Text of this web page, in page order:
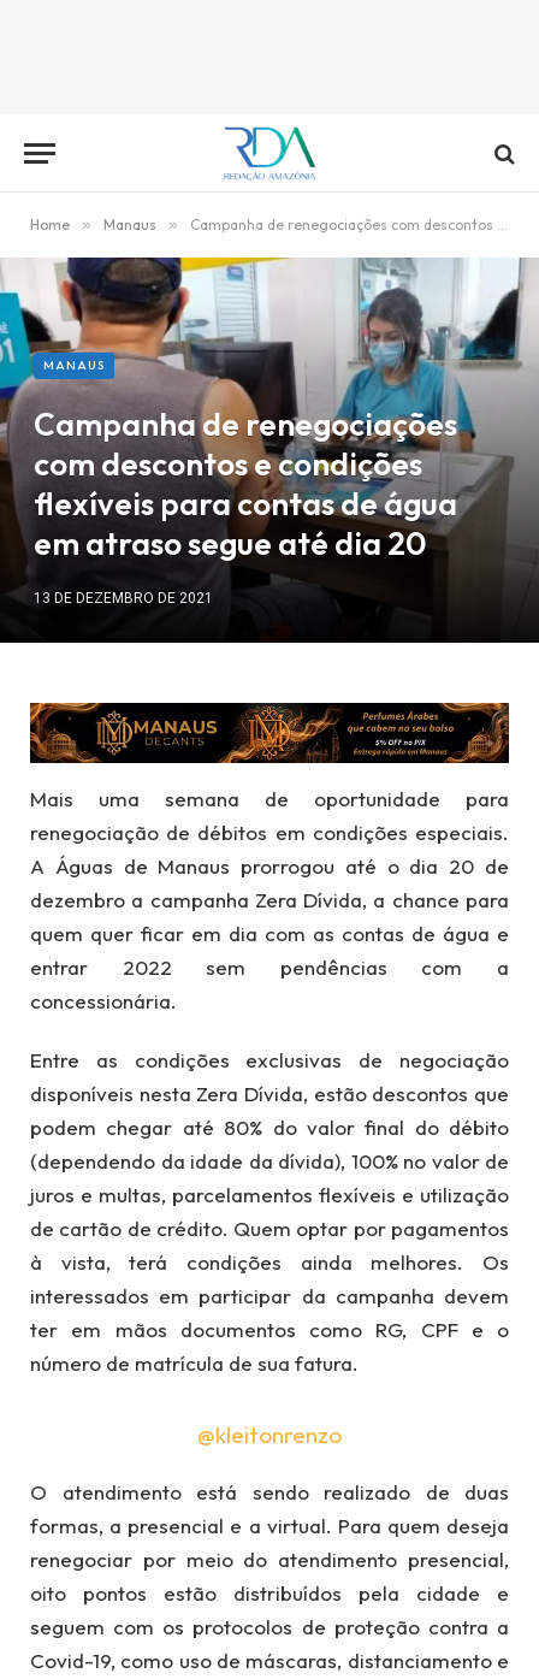
Home » Manaus » Campanha de renegociações com descontos e condições flexíveis para contas de água em atraso segue até dia 20
MANAUS
Campanha de renegociações
com descontos e condições
flexíveis para contas de água
em atraso segue até dia 20
13 DE DEZEMBRO DE 2021
Mais uma semana de oportunidade para
renegociação de débitos em condições especiais.
A Águas de Manaus prorrogou até o dia 20 de
dezembro a campanha Zera Dívida, a chance para
quem quer ficar em dia com as contas de água e
entrar 2022 sem pendências com a
concessionária.
Entre as condições exclusivas de negociação
disponíveis nesta Zera Dívida, estão descontos que
podem chegar até 80% do valor final do débito
(dependendo da idade da dívida), 100% no valor de
juros e multas, parcelamentos flexíveis e utilização
de cartão de crédito. Quem optar por pagamentos
à vista, terá condições ainda melhores. Os
interessados em participar da campanha devem
ter em mãos documentos como RG, CPF e o
número de matrícula de sua fatura.
@kleitonrenzo
O atendimento está sendo realizado de duas
formas, a presencial e a virtual. Para quem deseja
renegociar por meio do atendimento presencial,
oito pontos estão distribuídos pela cidade e
seguem com os protocolos de proteção contra a
Covid-19, como uso de máscaras, distanciamento e